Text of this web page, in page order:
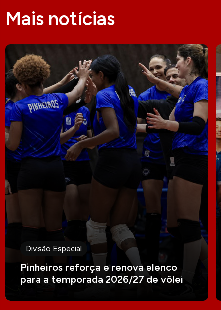
Mais notícias
Divisão Especial
Pinheiros reforça e renova elenco
para a temporada 2026/27 de vôlei